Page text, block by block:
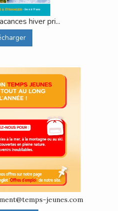
hiver pri...
jeunes.com